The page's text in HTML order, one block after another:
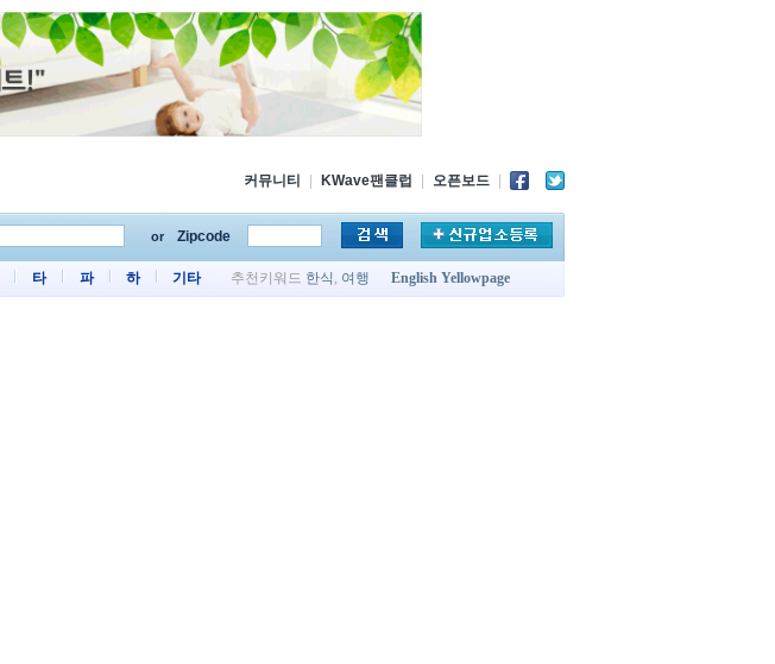
커뮤니티 KWave팬클럽 오픈보드
or Zipcode
타 파 하 기타 추천키워드 한식 , 여행 English Yellowpage